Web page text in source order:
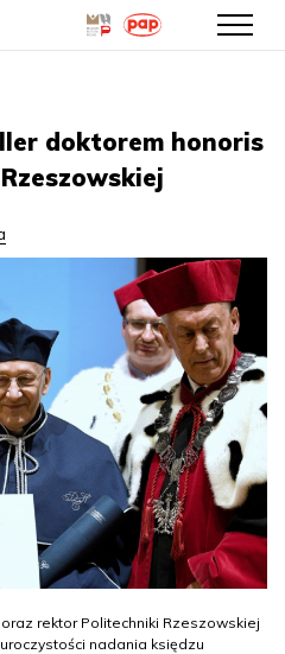
treścidoktorem honoris
rektor Politechniki Rzeszowskiej
nadania księdzu